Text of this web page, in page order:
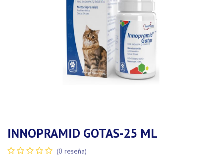
INNOPRAMID GOTAS-25 ML
(0 reseña)